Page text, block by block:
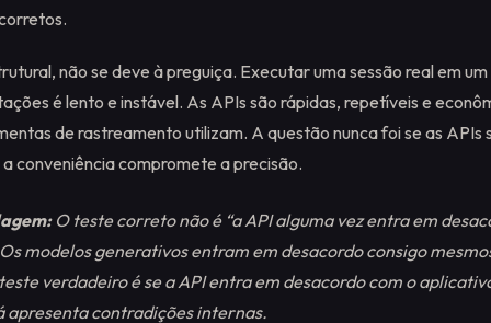
não se deve à preguiça. Executar uma sessão real em
é lento e instável. As APIs são rápidas, repetíveis e
de rastreamento utilizam. A questão nunca foi se as APIs
conveniência compromete a precisão.
O teste correto não é “a API alguma vez entra em
modelos generativos entram em desacordo consigo
verdadeiro é se a API entra em desacordo com o
apresenta contradições internas.